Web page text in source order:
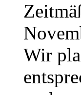
Wir